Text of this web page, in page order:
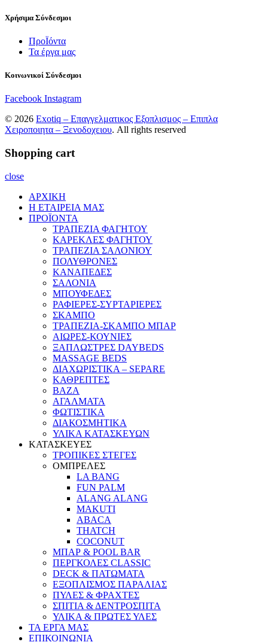
Χρήσιμα Σύνδεσμοι
ΠροΪόντα
Τα έργα μας
Κοινωνικοί Σύνδεσμοι
Facebook Instagram
© 2026 Exotiq – Επαγγελματικος Εξοπλισμος – Επιπλα
Χειροποιητα – Ξενοδοχειου. All rights reserved
Shopping cart
close
ΑΡΧΙΚΗ
Η ΕΤΑΙΡΕΙΑ ΜΑΣ
ΠΡΟΪΟΝΤΑ
ΤΡΑΠΕΖΙΑ ΦΑΓΗΤΟΥ
ΚΑΡΕΚΛΕΣ ΦΑΓΗΤΟΥ
ΤΡΑΠΕΖΙΑ ΣΑΛΟΝΙΟΥ
ΠΟΛΥΘΡΟΝΕΣ
ΚΑΝΑΠΕΔΕΣ
ΣΑΛΟΝΙΑ
ΜΠΟΥΦΕΔΕΣ
ΡΑΦΙΕΡΕΣ-ΣΥΡΤΑΡΙΕΡΕΣ
ΣΚΑΜΠΟ
ΤΡΑΠΕΖΙΑ-ΣΚΑΜΠΟ ΜΠΑΡ
ΑΙΩΡΕΣ-ΚΟΥΝΙΕΣ
ΞΑΠΛΩΣΤΡΕΣ DAYBEDS
MASSAGE BEDS
ΔΙΑΧΩΡΙΣΤΙΚΑ – SEPARE
ΚΑΘΡΕΠΤΕΣ
ΒΑΖΑ
ΑΓΑΛΜΑΤΑ
ΦΩΤΙΣΤΙΚΑ
ΔΙΑΚΟΣΜΗΤΙΚΑ
ΥΛΙΚΑ ΚΑΤΑΣΚΕΥΩΝ
ΚΑΤΑΣΚΕΥΕΣ
ΤΡΟΠΙΚΕΣ ΣΤΕΓΕΣ
ΟΜΠΡΕΛΕΣ
LA BANG
FUN PALM
ALANG ALANG
MAKUTI
ABACA
THATCH
COCONUT
ΜΠΑΡ & POOL BAR
ΠΕΡΓΚΟΛΕΣ CLASSIC
DECK & ΠΑΤΩΜΑΤΑ
ΕΞΟΠΛΙΣΜΟΣ ΠΑΡΑΛΙΑΣ
ΠΥΛΕΣ & ΦΡΑΧΤΕΣ
ΣΠΙΤΙΑ & ΔΕΝΤΡΟΣΠΙΤΑ
ΥΛΙΚΑ & ΠΡΩΤΕΣ ΥΛΕΣ
ΤΑ ΕΡΓΑ ΜΑΣ
ΕΠΙΚΟΙΝΩΝΙΑ